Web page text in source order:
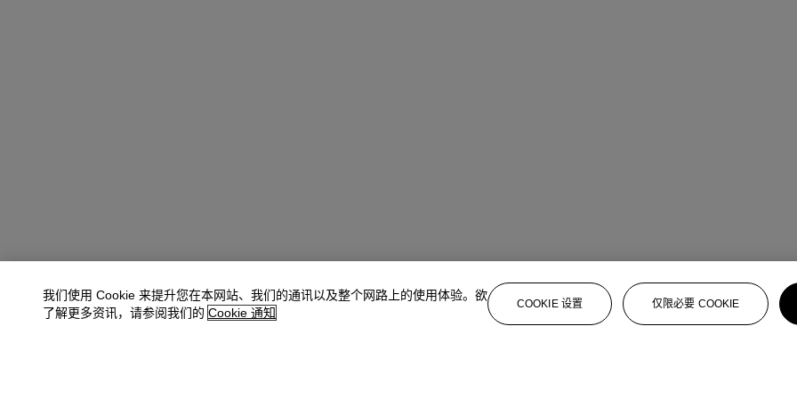
我们使用 Cookie 来提升您在本网站、我们的通讯以及整个网路上的使用体验。欲
了解更多资讯，请参阅我们的 Cookie 通知
COOKIE 设置 仅限必要 COOKIE